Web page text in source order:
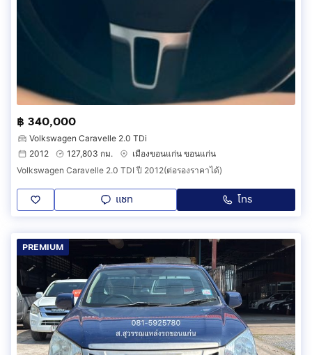
฿ 340,000
Volkswagen Caravelle 2.0 TDi
2012
127,803 กม.
เมืองขอนแก่น ขอนแก่น
Volkswagen Caravelle 2.0 TDI ปี 2012(ต่อรองราคาได้)
แชท โทร
PREMIUM